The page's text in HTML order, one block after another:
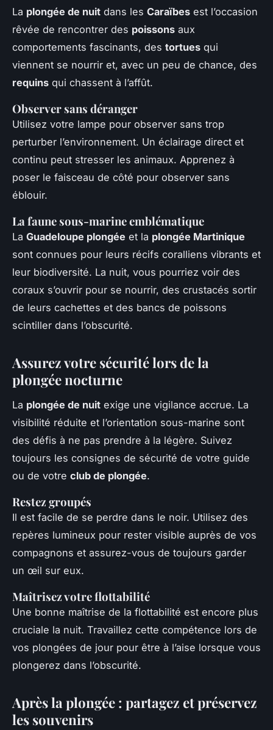
La plongée de nuit dans les Caraïbes est l’occasion
rêvée de rencontrer des poissons aux
comportements fascinants, des tortues qui
viennent se nourrir et, avec un peu de chance, des
requins qui chassent à l’affût.
Observer sans déranger
Utilisez votre lampe pour observer sans trop
perturber l’environnement. Un éclairage direct et
continu peut stresser les animaux. Apprenez à
poser le faisceau de côté pour observer sans
éblouir.
La faune sous-marine emblématique
La Guadeloupe plongée et la plongée Martinique
sont connues pour leurs récifs coralliens vibrants et
leur biodiversité. La nuit, vous pourriez voir des
coraux s’ouvrir pour se nourrir, des crustacés sortir
de leurs cachettes et des bancs de poissons
scintiller dans l’obscurité.
Assurez votre sécurité lors de la
plongée nocturne
La plongée de nuit exige une vigilance accrue. La
visibilité réduite et l’orientation sous-marine sont
des défis à ne pas prendre à la légère. Suivez
toujours les consignes de sécurité de votre guide
ou de votre club de plongée.
Restez groupés
Il est facile de se perdre dans le noir. Utilisez des
repères lumineux pour rester visible auprès de vos
compagnons et assurez-vous de toujours garder
un œil sur eux.
Maîtrisez votre flottabilité
Une bonne maîtrise de la flottabilité est encore plus
cruciale la nuit. Travaillez cette compétence lors de
vos plongées de jour pour être à l’aise lorsque vous
plongerez dans l’obscurité.
Après la plongée : partagez et préservez
les souvenirs